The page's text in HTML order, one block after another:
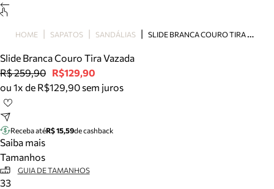
Bolsa
Tamanco
Tênis
Mule
Tire dúvidas sobre pedidos, devoluções e mais.
Meus pedidos
Acompanhe seus pedidos e solicite devoluções.
HOME SAPATOS SANDÁLIAS S
LIDE BRANCA COURO TIRA VAZADA
Slide Branca Couro Tira Vazada
R$ 259,90 R$129,90
ou 1x de R$129,90 sem juros
Receba atéR$ 15,59de cashback
Saiba mais
Tamanhos
GUIA DE TAMANHOS
33